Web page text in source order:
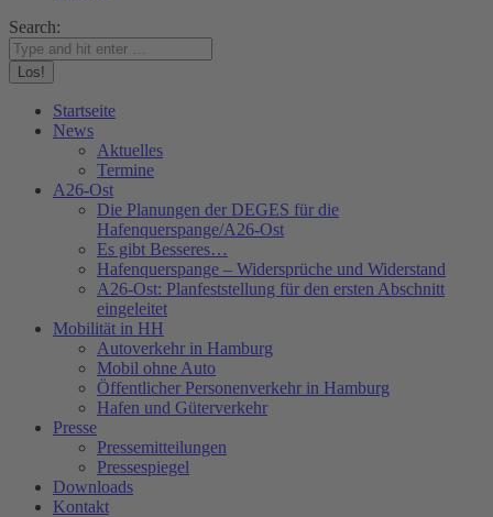
Search:
Startseite
News
Aktuelles
Termine
A26-Ost
Die Planungen der DEGES für die
Hafenquerspange/A26-Ost
Es gibt Besseres…
Hafenquerspange – Widersprüche und Widerstand
A26-Ost: Planfeststellung für den ersten Abschnitt
eingeleitet
Mobilität in HH
Autoverkehr in Hamburg
Mobil ohne Auto
Öffentlicher Personenverkehr in Hamburg
Hafen und Güterverkehr
Presse
Pressemitteilungen
Pressespiegel
Downloads
Kontakt